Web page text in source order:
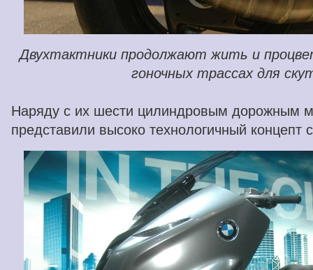
Двухтактники продолжают жить и
гоночных трассах для
Наряду с их шести цилиндровым дорожным
представили высоко технологичный концепт